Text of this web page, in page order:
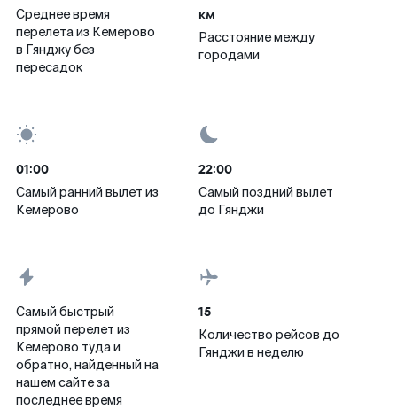
Среднее время
перелета из Кемерово
в Гянджу без
пересадок
км
Расстояние между
городами
01:00
Самый ранний вылет из
Кемерово
22:00
Самый поздний вылет
до Гянджи
Самый быстрый
прямой перелет из
Кемерово туда и
обратно, найденный на
нашем сайте за
последнее время
15
Количество рейсов до
Гянджи в неделю